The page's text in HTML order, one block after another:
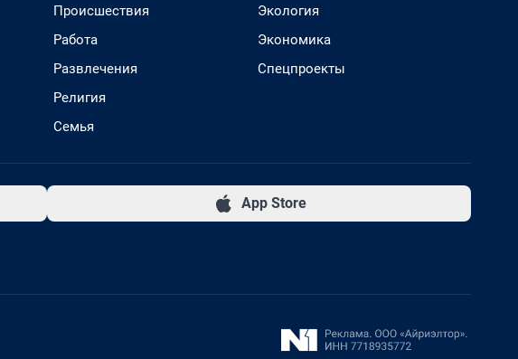
Происшествия
Работа
Развлечения
Религия
Семья
Экология
Экономика
Спецпроекты
App Store